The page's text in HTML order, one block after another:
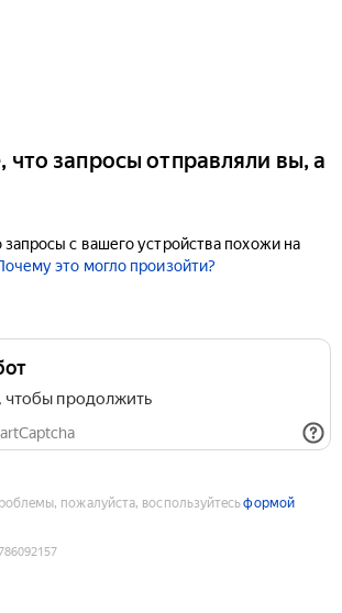
что запросы отправляли вы, а
с вашего устройства похожи на
это могло произойти?
продолжить
пожалуйста, воспользуйтесьформой